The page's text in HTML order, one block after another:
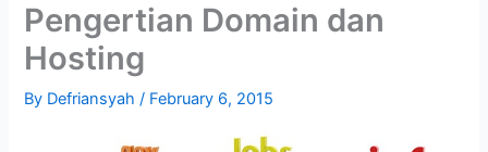
Pengertian Domain dan
Hosting
By Defriansyah/ February 6, 2015